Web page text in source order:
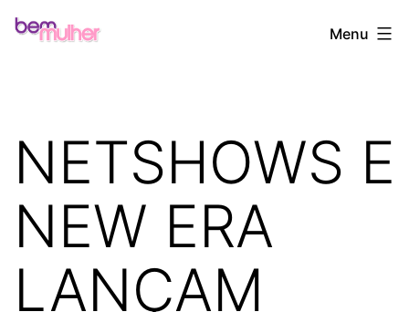
Pular
Bem
Menu
NETSHOWS E
NEW ERA
LANÇAM